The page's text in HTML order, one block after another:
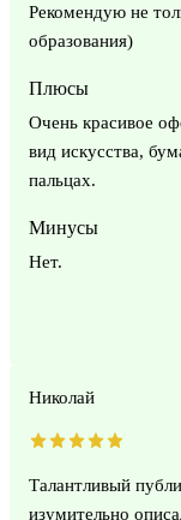
Рекомендую не
образования)
Плюсы
Очень красивое
вид искусства,
пальцах.
Минусы
Нет.
Николай
Талантливый
изумительно